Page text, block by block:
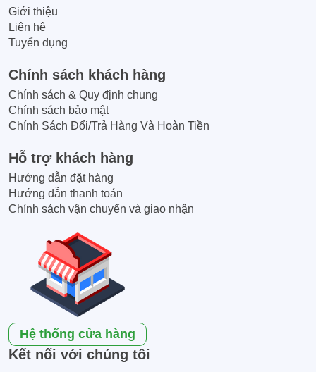
Giới thiệu
Liên hệ
Tuyển dụng
Chính sách khách hàng
Chính sách & Quy định chung
Chính sách bảo mật
Chính Sách Đổi/Trả Hàng Và Hoàn Tiền
Hỗ trợ khách hàng
Hướng dẫn đặt hàng
Hướng dẫn thanh toán
Chính sách vận chuyển và giao nhận
Hệ thống cửa hàng
Kết nối với chúng tôi